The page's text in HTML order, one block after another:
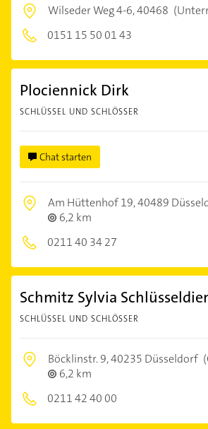
Wilseder Weg 4-6,40468
0151 15 50 01 43
Plociennick Dirk
SCHLÜSSEL UND SCHLÖSSER
Chat starten
Am Hüttenhof 19,40489
6,2 km
0211 40 34 27
Schmitz Sylvia
SCHLÜSSEL UND SCHLÖSSER
Böcklinstr. 9,40235 Düsseldorf
6,2 km
0211 42 40 00